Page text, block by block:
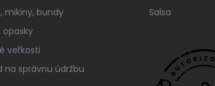
mikiny, bundy
opasky
veľkosti
na správnu údržbu
Salsa